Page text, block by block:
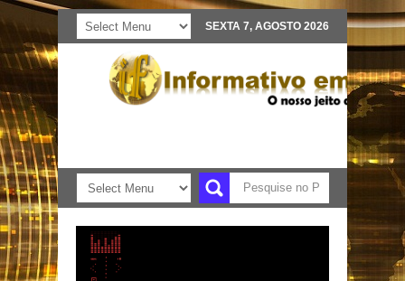
SEXTA 7, AGOSTO 2026